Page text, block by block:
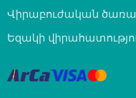
Վիրաբուժական
Եզակի